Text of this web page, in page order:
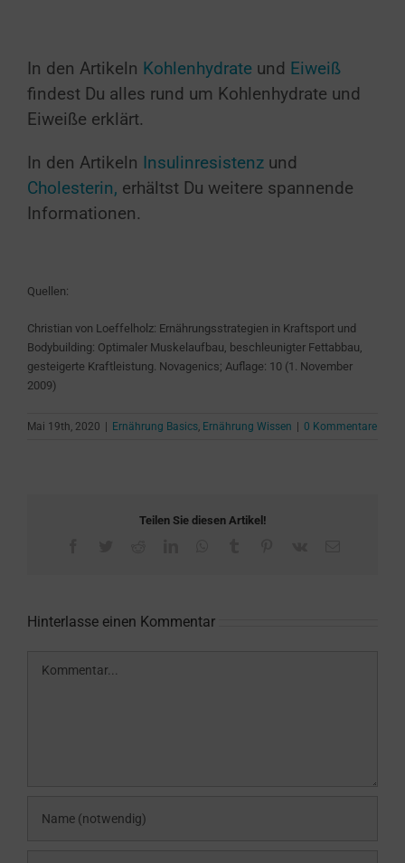
In den Artikeln Kohlenhydrate und Eiweiß
findest Du alles rund um Kohlenhydrate und
Eiweiße erklärt.
In den Artikeln Insulinresistenz und
Cholesterin, erhältst Du weitere spannende
Informationen.
Quellen:
Christian von Loeffelholz: Ernährungsstrategien in Kraftsport und
Bodybuilding: Optimaler Muskelaufbau, beschleunigter Fettabbau,
gesteigerte Kraftleistung. Novagenics; Auflage: 10 (1. November
2009)
Mai 19th, 2020 Ernährung Basics, Ernährung Wissen 0 Kommentare
Teilen Sie diesen Artikel!
Hinterlasse einen Kommentar